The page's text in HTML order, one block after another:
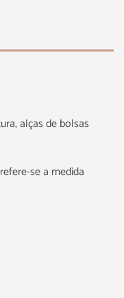
alças de bolsas
se a medida